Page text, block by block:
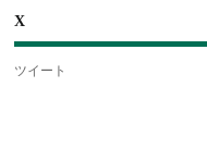
X
ツイート